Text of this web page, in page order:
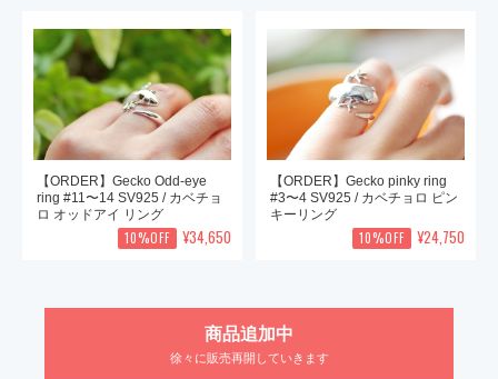
【ORDER】Gecko Odd-eye
ring #11〜14 SV925 / カベチョ
ロ オッドアイ リング
10%OFF ¥34,650
【ORDER】Gecko pinky ring
#3〜4 SV925 / カベチョロ ピン
キーリング
10%OFF ¥24,750
商品追加中
徐々に販売再開していきます